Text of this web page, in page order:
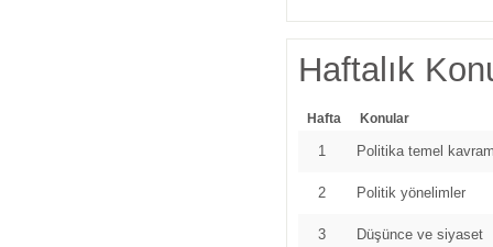
Haftalık
Hafta Konular
1 Politika temel
2 Politik yönelimler
3 Düşünce ve siyaset